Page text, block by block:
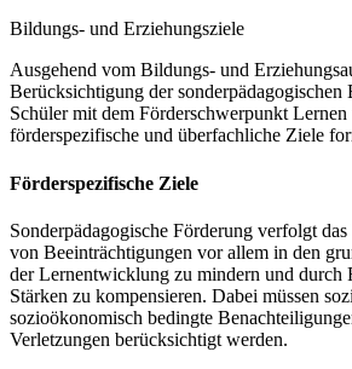
Bildungs- und Erziehungsziele
Ausgehend vom Bildungs- und
Berücksichtigung der sonderpädagogischen
Schüler mit dem Förderschwerpunkt Lernen
förderspezifische und überfachliche Ziele
Förderspezifische Ziele
Sonderpädagogische Förderung verfolgt
von Beeinträchtigungen vor allem in den
der Lernentwicklung zu mindern und durch
Stärken zu kompensieren. Dabei müssen
sozioökonomisch bedingte
Verletzungen berücksichtigt werden.